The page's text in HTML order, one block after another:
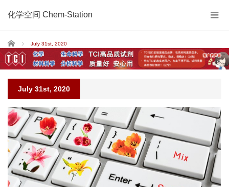
化学空间 Chem-Station
Home July 31st, 2020
July 31st, 2020